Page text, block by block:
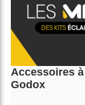
Accessoires
Godox